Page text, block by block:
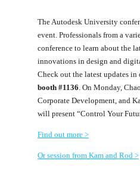
The Autodesk University
event. Professionals from a
conference to learn about the
innovations in design and
Check out the latest updates
booth #1136 . On Monday,
Corporate Development, and
will present “Control Your
Find out more >
Or session from Kam and Rod >